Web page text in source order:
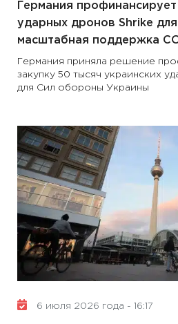
Германия
ударных дронов Shrike
масштабная поддержка
Германия приняла решение
закупку 50 тысяч украинских
для Сил обороны Украины
6 июля 2026 года - 16:17